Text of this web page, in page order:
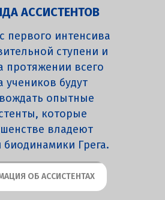
АССИСТЕНТОВ
первого интенсива
ступени и
протяжении всего
учеников будут
опытные
которые
владеют
биодинамики Грега.
ОБ АССИСТЕНТАХ